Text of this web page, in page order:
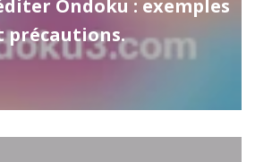
Ondoku : exemples
précautions.